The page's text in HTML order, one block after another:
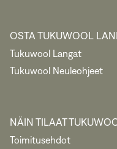
OSTA TUKUWOOL
Tukuwool Langat
Tukuwool Neuleohjeet
NÄIN TILAAT
Toimitusehdot